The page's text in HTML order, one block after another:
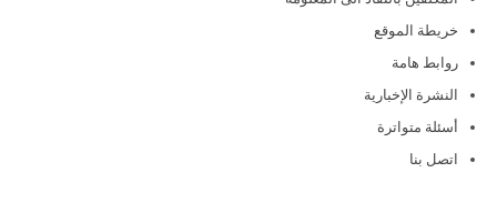
خريطة الموقع
روابط هامة
النشرة الإخبارية
أسئلة متواترة
اتصل بنا